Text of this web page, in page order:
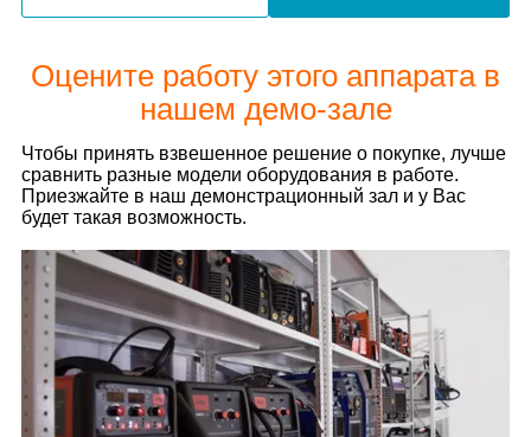
Оцените работу этого аппарата в
нашем демо-зале
Чтобы принять взвешенное решение о покупке, лучше
сравнить разные модели оборудования в работе.
Приезжайте в наш демонстрационный зал и у Вас
будет такая возможность.